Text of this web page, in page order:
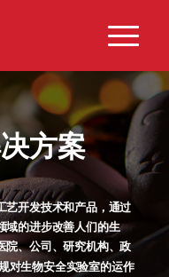
方案
艺开发技术和产品，通过
域的进步改善人们的生
院、公司、研究机构、政
对生物安全实验室的运作